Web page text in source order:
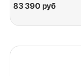
83 390руб